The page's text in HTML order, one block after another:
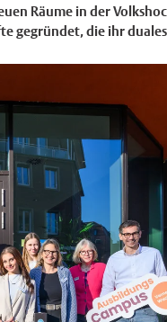
Räume in der
gegründet, die ihr